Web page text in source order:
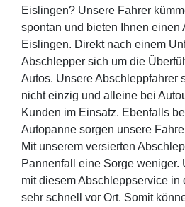
Eislingen? Unsere Fahrer
spontan und bieten Ihnen einen
Eislingen. Direkt nach einem
Abschlepper sich um die
Autos. Unsere Abschleppfahrer
nicht einzig und alleine bei
Kunden im Einsatz. Ebenfalls
Autopanne sorgen unsere
Mit unserem versierten
Pannenfall eine Sorge weniger.
mit diesem Abschleppservice in
sehr schnell vor Ort. Somit